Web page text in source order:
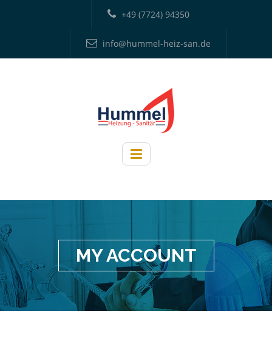
+49 (7724) 94350
info@hummel-heiz-san.de
MY ACCOUNT